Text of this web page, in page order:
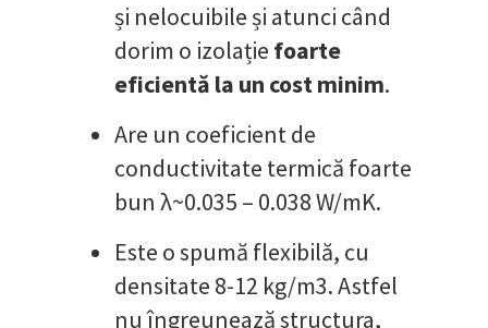
și nelocuibile și atunci când
dorim o izolație foarte
eficientă la un cost minim.
Are un coeficient de
conductivitate termică foarte
bun λ~0.035 – 0.038 W/mK.
Este o spumă flexibilă, cu
densitate 8-12 kg/m3. Astfel
nu îngreunează structura,